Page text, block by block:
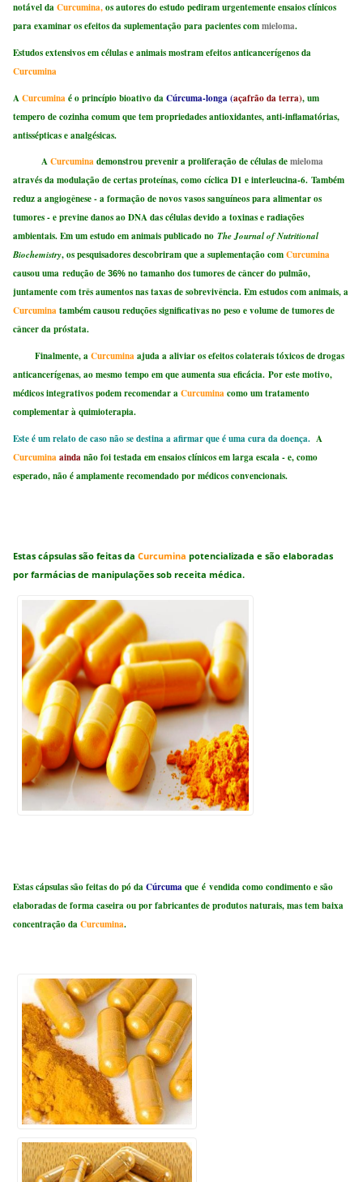
notável daCurcumina,os autores do estudo pediram urgentemente ensaios clínicos
para examinar os efeitos da suplementação para pacientes commieloma.
Estudos extensivos em células e animais mostram efeitos anticancerígenos da
Curcumina
ACurcuminaé o princípio bioativo daCúrcuma-longa (açafrão da terra), um
tempero de cozinha comum que tem propriedades antioxidantes, anti-inflamatórias,
antissépticas e analgésicas.
ACurcuminademonstrou prevenir a proliferação de células demieloma
através da modulação de certas proteínas, como cíclica D1 e interleucina-6. Também
reduz a angiogênese - a formação de novos vasos sanguíneos para alimentar os
tumores - e previne danos ao DNA das células devido a toxinas e radiações
ambientais. Em um estudo em animais publicado noThe Journal of Nutritional
Biochemistry, os pesquisadores descobriram que a suplementação comCurcumina
causou uma redução de36%no tamanho dos tumores de câncer do pulmão,
juntamente com três aumentos nas taxas de sobrevivência. Em estudos com animais, a
Curcuminatambém causou reduções significativas no peso e volume de tumores de
câncer da próstata.
Finalmente, aCurcuminaajuda a aliviar os efeitos colaterais tóxicos de drogas
anticancerígenas, ao mesmo tempo em que aumenta sua eficácia. Por este motivo,
médicos integrativos podem recomendar aCurcuminacomo um tratamento
complementar à quimioterapia.
Este é um relato de caso não se destina a afirmar que é uma cura da doença. A
Curcuminaaindanão foi testada em ensaios clínicos em larga escala - e, como
esperado, não é amplamente recomendado por médicos convencionais.
Estas cápsulas são feitas daCurcumina potencializada e são elaboradas
por farmácias de manipulações sob receita médica.
Estas cápsulas são feitas do pó daCúrcumaque é vendida como condimento e são
elaboradas de forma caseira ou por fabricantes de produtos naturais, mas tem baixa
concentração daCurcumina.